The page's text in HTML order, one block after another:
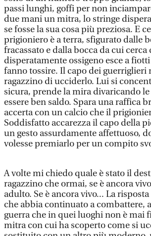
passi lunghi, goffi per non
due mani un mitra, lo stringe
se fosse la sua cosa più preziosa. E
prigioniero è a terra, sfigurato dalle
fracassato e dalla bocca da cui cerca
disperatamente ossigeno esce a
fanno tossire. Il capo dei guerriglieri
ragazzino di ucciderlo. Lui si
sicura, prende la mira divaricando
essere ben saldo. Spara una raffica
accerta con un calcio che il
Soddisfatto accarezza il capo della
un gesto assurdamente affettuoso,
volesse premiarlo per un compito
A volte mi chiedo quale è stato il
ragazzino che ormai, se è ancora
adulto. Se è ancora vivo... La
che abbia continuato a combattere,
guerra che in quei luoghi non è mai
mitra con cui ha scoperto come si